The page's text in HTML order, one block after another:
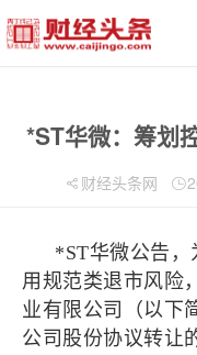
*ST华微：筹划
财经头条网
*ST华微公告，
用规范类退市风险
业有限公司（以下
公司股份协议转让